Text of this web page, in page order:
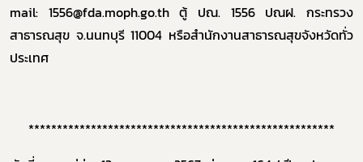
mail: 1556@fda.moph.go.thตู้ ปณ. 1556 ปณฝ. กระทรวง
สาธารณสุข จ.นนทบุรี 11004 หรือสำนักงานสาธารณสุขจังหวัดทั่ว
ประเทศ
******************************************************
เลือกหัวข้อที่ท่านต้องการ Subscribe